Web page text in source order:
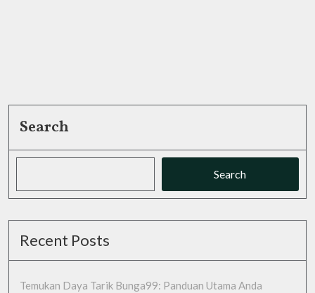
Search
Search
Recent Posts
Temukan Daya Tarik Bunga99: Panduan Utama Anda